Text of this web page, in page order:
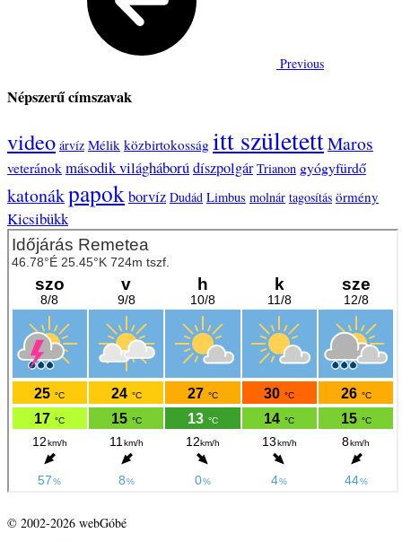
Previous
Népszerű címszavak
video árvíz Mélik közbirtokosság itt születettMaros
veteránok második világháborúdíszpolgár Trianon gyógyfürdő
katonákpapok borvíz Dudád Limbus molnár tagosítás örmény
Kicsibükk
© 2002-2026 webGóbé